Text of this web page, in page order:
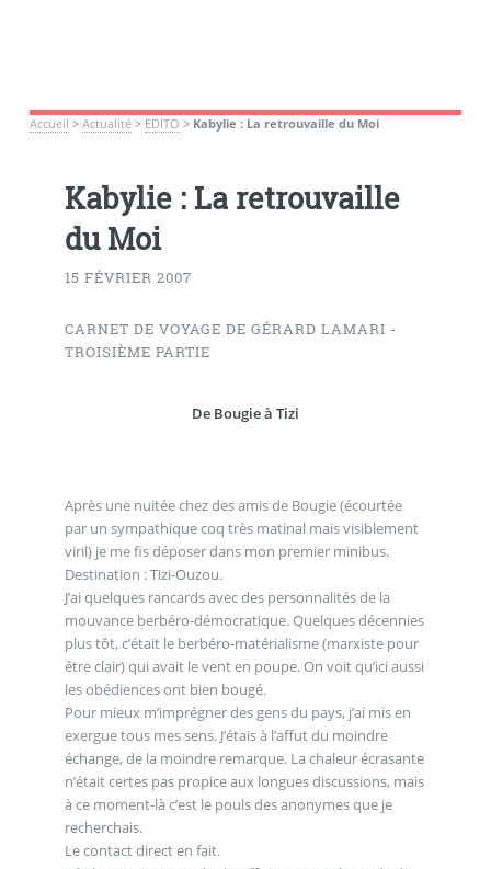
Accueil > Actualité> EDITO > Kabylie : La retrouvaille du Moi
Kabylie : La retrouvaille
du Moi
15 FÉVRIER 2007
CARNET DE VOYAGE DE GÉRARD LAMARI -
TROISIÈME PARTIE
De Bougie à Tizi
Après une nuitée chez des amis de Bougie (écourtée
par un sympathique coq très matinal mais visiblement
viril) je me fis déposer dans mon premier minibus.
Destination : Tizi-Ouzou.
J’ai quelques rancards avec des personnalités de la
mouvance berbéro-démocratique. Quelques décennies
plus tôt, c’était le berbéro-matérialisme (marxiste pour
être clair) qui avait le vent en poupe. On voit qu’ici aussi
les obédiences ont bien bougé.
Pour mieux m’imprégner des gens du pays, j’ai mis en
exergue tous mes sens. J’étais à l’affut du moindre
échange, de la moindre remarque. La chaleur écrasante
n’était certes pas propice aux longues discussions, mais
à ce moment-là c’est le pouls des anonymes que je
recherchais.
Le contact direct en fait.